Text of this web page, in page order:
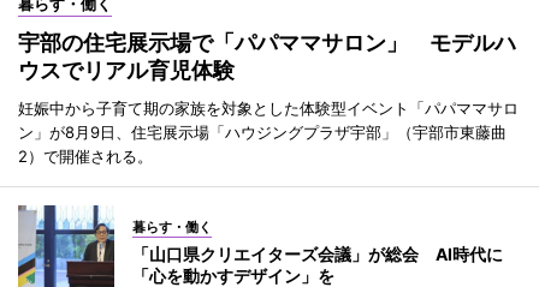
宇部の住宅展示場で「パパママサロン」 モデルハ
ウスでリアル育児体験
妊娠中から子育て期の家族を対象とした体験型イベント「パパママサロ
ン」が8月9日、住宅展示場「ハウジングプラザ宇部」（宇部市東藤曲
2）で開催される。
暮らす・働く
「山口県クリエイターズ会議」が総会 AI時代に
「心を動かすデザイン」を